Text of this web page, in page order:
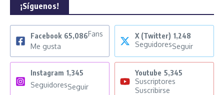
¡Síguenos!
Facebook 65,086Fans
Me gusta
X (Twitter) 1,248
SeguidoresSeguir
Instagram 1,345
SeguidoresSeguir
Youtube 5,345
Suscriptores
Suscribirse